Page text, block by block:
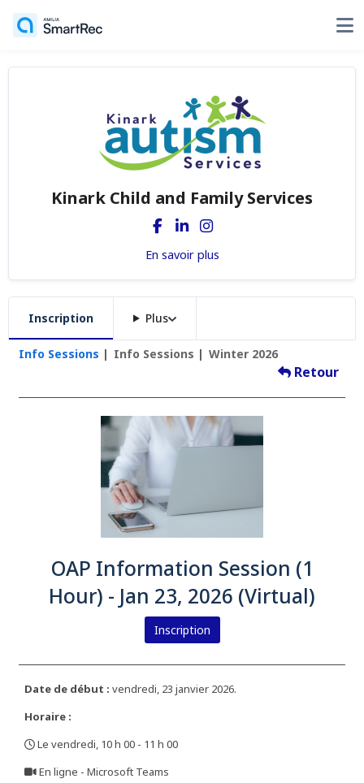
Kinark Child and Family Services
En savoir plus
Inscription Plus
Info Sessions Info Sessions Winter 2026
Retour
OAP Information Session (1
Hour) - Jan 23, 2026 (Virtual)
Inscription
Date de début : vendredi, 23 janvier 2026.
Horaire :
Le vendredi, 10 h 00 - 11 h 00
En ligne - Microsoft Teams